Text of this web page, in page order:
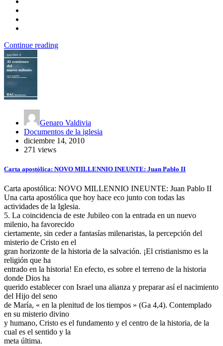
Continue reading
Genaro Valdivia
Documentos de la iglesia
diciembre 14, 2010
271 views
Carta apostólica: NOVO MILLENNIO INEUNTE: Juan Pablo II
Carta apostólica: NOVO MILLENNIO INEUNTE: Juan Pablo II
Una carta apostólica que hoy hace eco junto con todas las
actividades de la Iglesia.
5. La coincidencia de este Jubileo con la entrada en un nuevo
milenio, ha favorecido
ciertamente, sin ceder a fantasías milenaristas, la percepción del
misterio de Cristo en el
gran horizonte de la historia de la salvación. ¡El cristianismo es la
religión que ha
entrado en la historia! En efecto, es sobre el terreno de la historia
donde Dios ha
querido establecer con Israel una alianza y preparar así el nacimiento
del Hijo del seno
de María, « en la plenitud de los tiempos » (Ga 4,4). Contemplado
en su misterio divino
y humano, Cristo es el fundamento y el centro de la historia, de la
cual es el sentido y la
meta última.